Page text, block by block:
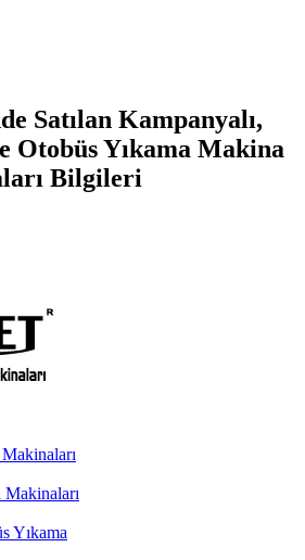
Satılan Kampanyalı,
Otobüs Yıkama Makina
Bilgileri
Makinaları
Yıkama